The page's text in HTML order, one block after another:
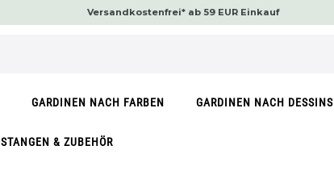
Versandkostenfrei* ab 59 EUR Einkauf
GARDINEN NACH FARBEN GARDINEN NACH DESSINS
STANGEN & ZUBEHÖR